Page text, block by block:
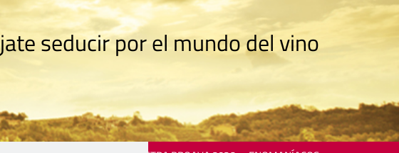
seducir por el mundo del vino